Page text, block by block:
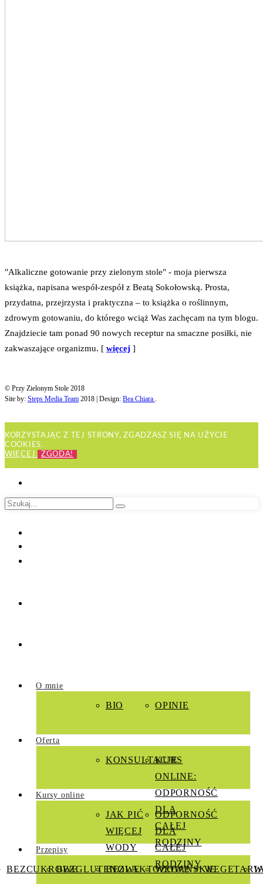
"Alkaliczne gotowanie przy zielonym stole" - moja pierwsza
książka, napisana wespół-zespół z Beatą Sokołowską. Prosta,
przydatna, przejrzysta i praktyczna – to książka o roślinnym,
zdrowym gotowaniu, do którego wciąż Was zachęcam na tym blogu.
Znajdziecie tam ponad 90 nowych receptur na smaczne posiłki, nie
zakwaszające organizmu. [ więcej ]
© Przy Zielonym Stole 2018
Site by: Steps Media Team 2018 | Design: Bea Chiara
KORZYSTAJĄC Z TEJ STRONY, ZGADZASZ SIĘ NA UŻYCIE
COOKIES.
WIĘCEJ
ZGODA!
O mnie
BIO OPINIE
Oferta
KONSULTACJE
KURS
ONLINE:
ODPORNOŚĆ
DLA
CAŁEJ
RODZINY
Kursy online
JAK PIĆ
WIĘCEJ
WODY
ODPORNOŚĆ
DLA
CAŁEJ
RODZINY
Przepisy
BEZCUKROWEBEZGLUTENOWEBEZLAKTOZOWE
WEGAŃSKIE